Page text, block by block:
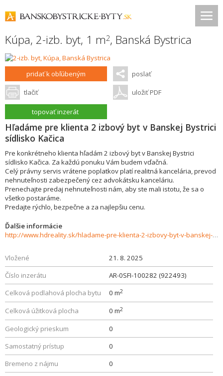
Kúpa, 2-izb. byt, 1 m2, Banská Bystrica
pridať k obľúbeným poslať
tlačiť uložiť PDF
topovať inzerát
Hľadáme pre klienta 2 izbový byt v Banskej Bystrici
sídlisko Kačica
Pre konkrétneho klienta hľadám 2 izbový byt v Banskej Bystrici
sídlisko Kačica. Za každú ponuku Vám budem vďačná.
Celý právny servis vrátene poplatkov platí realitná kancelária, prevod
nehnuteľnosti zabezpečený cez advokátsku kanceláriu.
Prenechajte predaj nehnuteľnosti nám, aby ste mali istotu, že sa o
všetko postaráme.
Predajte rýchlo, bezpečne a za najlepšiu cenu.
Ďalšie informácie
http://www.hdreality.sk/hladame-pre-klienta-2-izbovy-byt-v-banskej-bystrici-sidlisko-kacica-926937
Vložené
21. 8. 2025
Číslo inzerátu
AR-0SFI-100282 (922493)
Celková podlahová plocha bytu
0 m2
Celková úžitková plocha 0 m2
Geologický prieskum
0
Samostatný prístup
0
Bremeno z nájmu
0